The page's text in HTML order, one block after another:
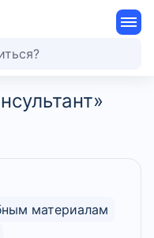
материалам